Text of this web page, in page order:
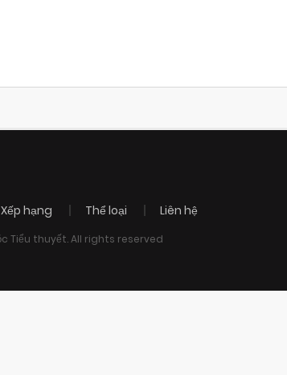
Xếp hạng Thể loại Liên hệ
Tiểu thuyết. All rights reserved